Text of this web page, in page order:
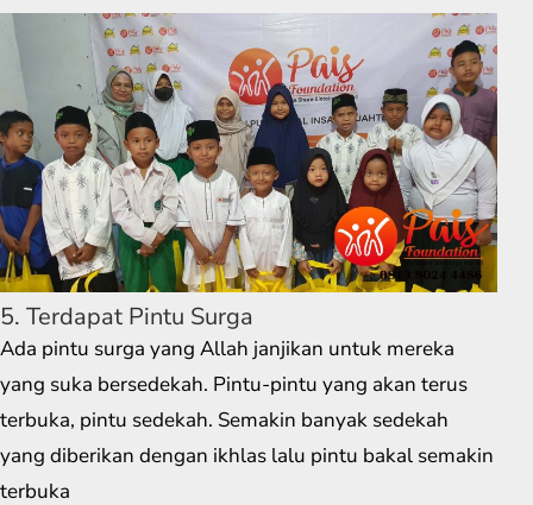
5. Terdapat Pintu Surga
Ada pintu surga yang Allah janjikan untuk mereka
yang suka bersedekah. Pintu-pintu yang akan terus
terbuka, pintu sedekah. Semakin banyak sedekah
yang diberikan dengan ikhlas lalu pintu bakal semakin
terbuka